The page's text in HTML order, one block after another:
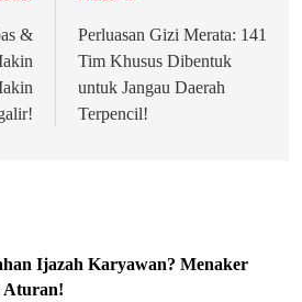
&
Perluasan Gizi Merata: 141
Tim Khusus Dibentuk
untuk Jangau Daerah
Terpencil!
Ijazah Karyawan? Menaker
Aturan!